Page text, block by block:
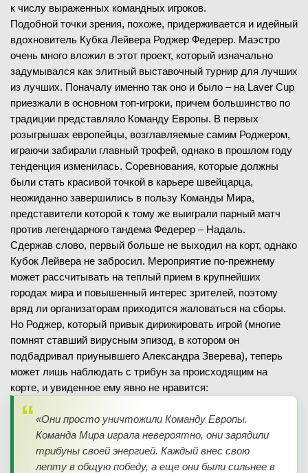
к числу выраженных командных игроков.
Подобной точки зрения, похоже, придерживается и идейный
вдохновитель Кубка Лейвера Роджер Федерер. Маэстро
очень много вложил в этот проект, который изначально
задумывался как элитный выставочный турнир для лучших
из лучших. Поначалу именно так оно и было – на Laver Cup
приезжали в основном топ-игроки, причем большинство по
традиции представляло Команду Европы. В первых
розыгрышах европейцы, возглавляемые самим Роджером,
играючи забирали главный трофей, однако в прошлом году
тенденция изменилась. Соревнования, которые должны
были стать красивой точкой в карьере швейцарца,
неожиданно завершились в пользу Команды Мира,
представители которой к тому же выиграли парный матч
против легендарного тандема Федерер – Надаль.
Сдержав слово, первый больше не выходил на корт, однако
Кубок Лейвера не забросил. Мероприятие по-прежнему
может рассчитывать на теплый прием в крупнейших
городах мира и повышенный интерес зрителей, поэтому
вряд ли организаторам приходится жаловаться на сборы.
Но Роджер, который привык дирижировать игрой (многие
помнят ставший вирусным эпизод, в котором он
подбадривал приунывшего Александра Зверева), теперь
может лишь наблюдать с трибун за происходящим на
корте, и увиденное ему явно не нравится:
«Они просто уничтожили Команду Европы.
Команда Мира играла невероятно, они зарядили
трибуны своей энергией. Каждый внес свою
лепту в общую победу, а еще они были сильнее в